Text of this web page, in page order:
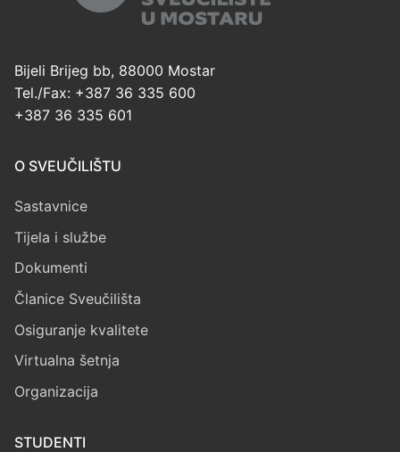
Bijeli Brijeg bb, 88000 Mostar
Tel./Fax: +387 36 335 600
+387 36 335 601
O SVEUČILIŠTU
Sastavnice
Tijela i službe
Dokumenti
Članice Sveučilišta
Osiguranje kvalitete
Virtualna šetnja
Organizacija
STUDENTI